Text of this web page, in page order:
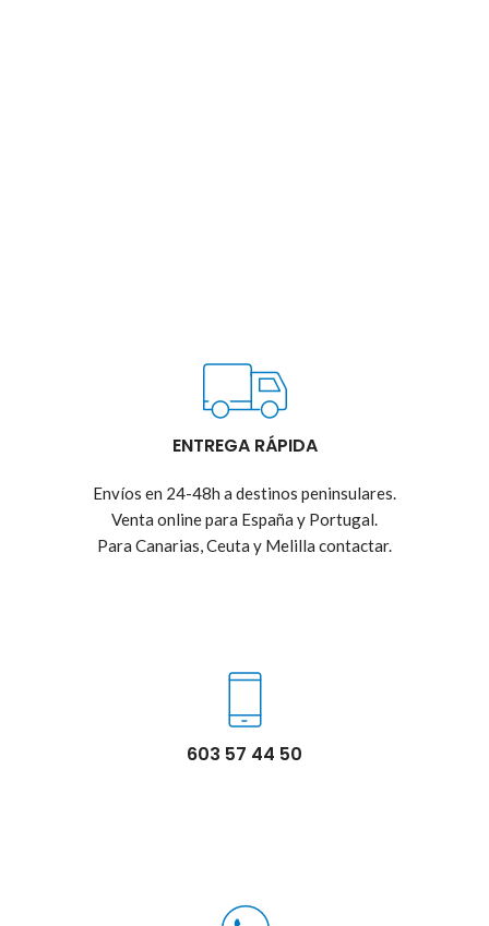
ENTREGA RÁPIDA
Envíos en 24-48h a destinos peninsulares.
Venta online para España y Portugal.
Para Canarias, Ceuta y Melilla contactar.
603 57 44 50